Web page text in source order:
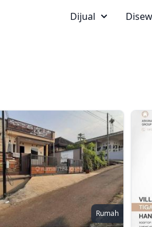
Dijual
Rumah